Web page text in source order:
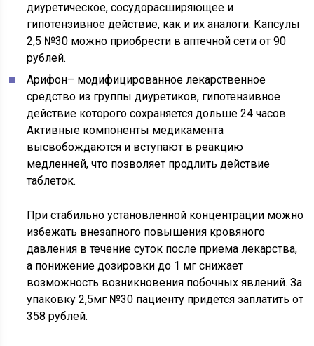
диуретическое, сосудорасширяющее и
гипотензивное действие, как и их аналоги. Капсулы
2,5 №30 можно приобрести в аптечной сети от 90
рублей.
Арифон– модифицированное лекарственное
средство из группы диуретиков, гипотензивное
действие которого сохраняется дольше 24 часов.
Активные компоненты медикамента
высвобождаются и вступают в реакцию
медленней, что позволяет продлить действие
таблеток.
При стабильно установленной концентрации можно
избежать внезапного повышения кровяного
давления в течение суток после приема лекарства,
а понижение дозировки до 1 мг снижает
возможность возникновения побочных явлений. За
упаковку 2,5мг №30 пациенту придется заплатить от
358 рублей.